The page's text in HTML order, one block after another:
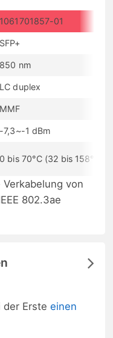
1061701857-01
SFP+
850 nm
LC duplex
MMF
-7,3~-1 dBm
0 bis 70°C (32 bis 158°F)
von
802.3ae
der Ersteeinen